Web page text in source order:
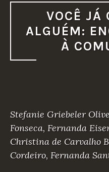
VOCÊ JÁ
ALGUÉM:
À
Stefanie Griebeler
Fonseca, Fernanda
Christina de Carvalho
Cordeiro, Fernanda